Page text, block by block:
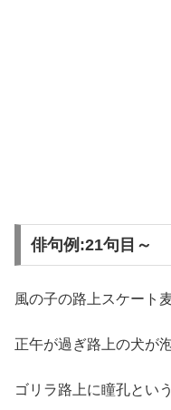
俳句例:21句目～
風の子の路上スケート
正午が過ぎ路上の犬が
ゴリラ路上に瞳孔とい